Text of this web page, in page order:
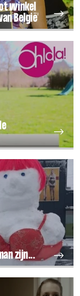
winkel
België'
zijn...